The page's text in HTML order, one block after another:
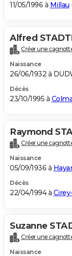
11/05/1996 à Millau
Alfred
Créer une
Naissance
26/06/1932 à
Décès
23/10/1995 à
Raymond
Créer une
Naissance
05/09/1936 à
Décès
22/04/1994 à
Suzanne
Créer une
Naissance